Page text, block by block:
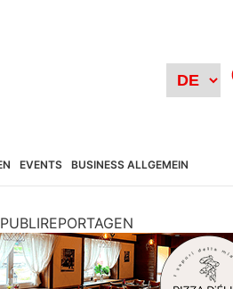
EVENTS BUSINESS ALLGEMEIN
PUBLIREPORTAGEN